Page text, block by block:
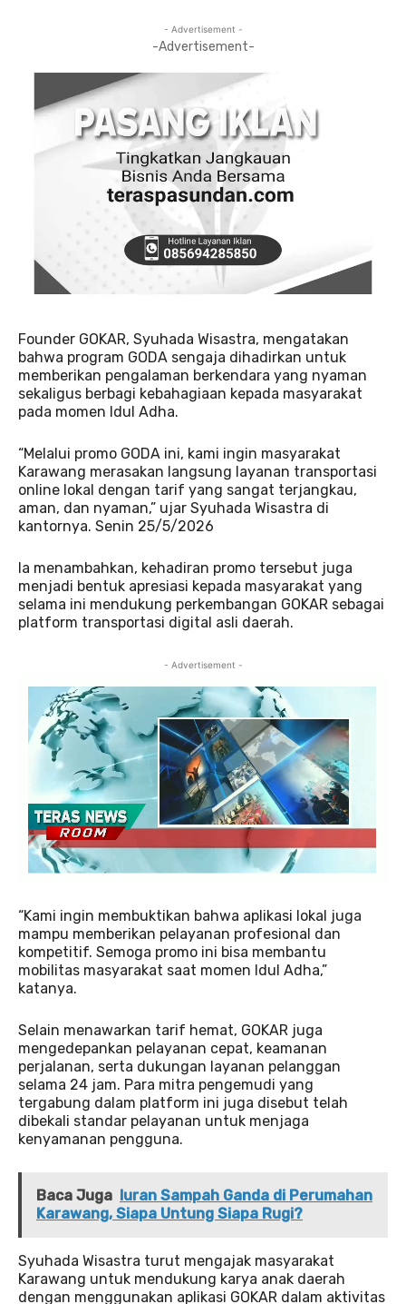
- Advertisement -
-Advertisement-
Founder GOKAR, Syuhada Wisastra, mengatakan
bahwa program GODA sengaja dihadirkan untuk
memberikan pengalaman berkendara yang nyaman
sekaligus berbagi kebahagiaan kepada masyarakat
pada momen Idul Adha.
“Melalui promo GODA ini, kami ingin masyarakat
Karawang merasakan langsung layanan transportasi
online lokal dengan tarif yang sangat terjangkau,
aman, dan nyaman,” ujar Syuhada Wisastra di
kantornya. Senin 25/5/2026
Ia menambahkan, kehadiran promo tersebut juga
menjadi bentuk apresiasi kepada masyarakat yang
selama ini mendukung perkembangan GOKAR sebagai
platform transportasi digital asli daerah.
- Advertisement -
“Kami ingin membuktikan bahwa aplikasi lokal juga
mampu memberikan pelayanan profesional dan
kompetitif. Semoga promo ini bisa membantu
mobilitas masyarakat saat momen Idul Adha,”
katanya.
Selain menawarkan tarif hemat, GOKAR juga
mengedepankan pelayanan cepat, keamanan
perjalanan, serta dukungan layanan pelanggan
selama 24 jam. Para mitra pengemudi yang
tergabung dalam platform ini juga disebut telah
dibekali standar pelayanan untuk menjaga
kenyamanan pengguna.
Baca Juga Iuran Sampah Ganda di Perumahan
Karawang, Siapa Untung Siapa Rugi?
Syuhada Wisastra turut mengajak masyarakat
Karawang untuk mendukung karya anak daerah
dengan menggunakan aplikasi GOKAR dalam aktivitas